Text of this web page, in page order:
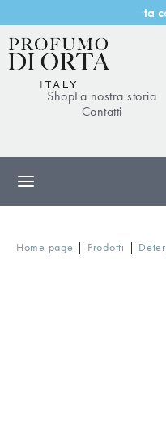
it a c
ShopLa nostra storia
Contatti
Home page | Prodotti |